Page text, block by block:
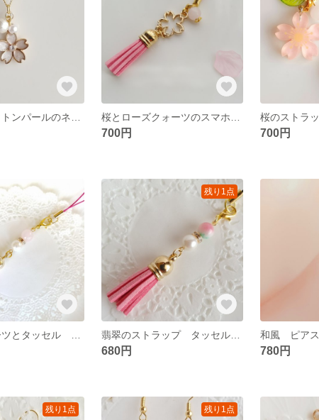
700円 700円
残り1点
翡翠のストラップ タッセル付き パワーストーン 再販 春 桜色
680円 780円
残り1点 残り1点